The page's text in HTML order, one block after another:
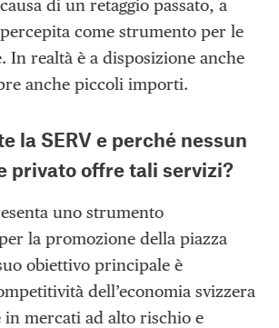
di un retaggio passato, a
come strumento per le
In realtà è a disposizione anche
anche piccoli importi.
la SERV e perché nessun
privato offre tali servizi?
uno strumento
la promozione della piazza
obiettivo principale è
dell’economia svizzera
in mercati ad alto rischio e